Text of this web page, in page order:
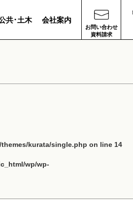
共･土木 会社案内
お問い合わせ
資料請求
kurata/single.php on line 14
wp/wp-